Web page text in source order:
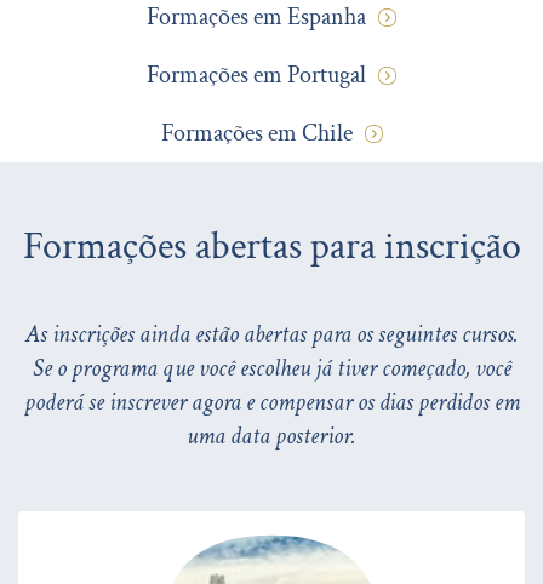
Formações em Espanha
Formações em Portugal
Formações em Chile
Formações abertas para inscrição
As inscrições ainda estão abertas para os seguintes cursos.
Se o programa que você escolheu já tiver começado, você
poderá se inscrever agora e compensar os dias perdidos em
uma data posterior.